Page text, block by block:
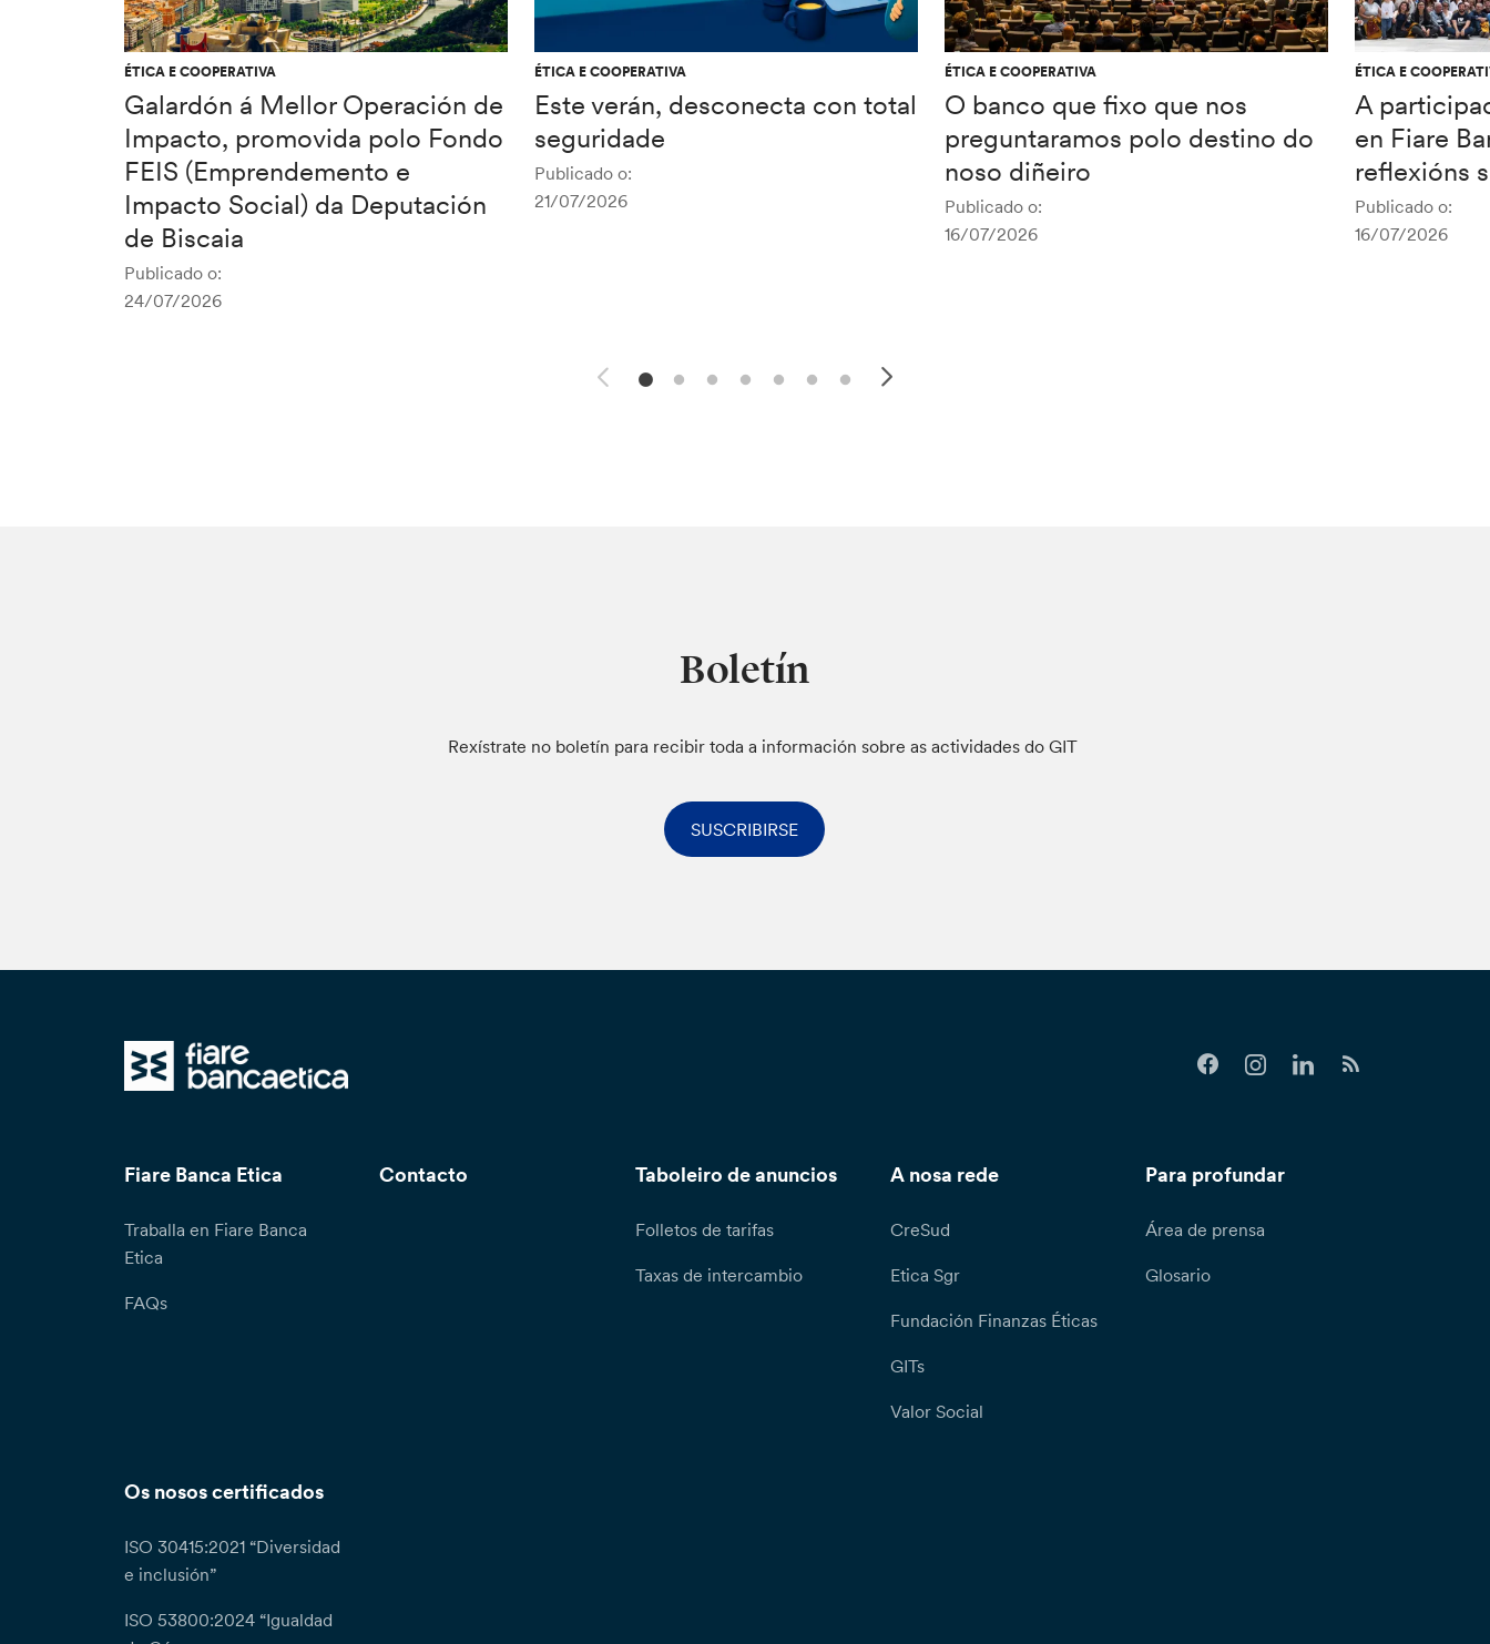
ÉTICA E COOPERATIVA
Galardón á Mellor Operación de
Impacto, promovida polo Fondo
FEIS (Emprendemento e
Impacto Social) da Deputación
de Biscaia
Publicado o:
24/07/2026
ÉTICA E COOPERATIVA
Este verán, desconecta con total
seguridade
Publicado o:
21/07/2026
ÉTICA E COOPERATIVA
O banco que fixo que nos
preguntaramos polo destino do
noso diñeiro
Publicado o:
16/07/2026
ÉTICA E
A
en Fiare
reflexións
Publicado o:
16/07/2026
Boletín
Rexístrate no boletín para recibir toda a información sobre as actividades do GIT
SUSCRIBIRSE
Fiare Banca Etica
Traballa en Fiare Banca
Etica
FAQs
Contacto Taboleiro de anuncios
Folletos de tarifas
Taxas de intercambio
A nosa rede
CreSud
Etica Sgr
Fundación Finanzas Éticas
GITs
Valor Social
Para profundar
Área de prensa
Glosario
Os nosos certificados
ISO 30415:2021 “Diversidad
e inclusión”
ISO 53800:2024 “Igualdad